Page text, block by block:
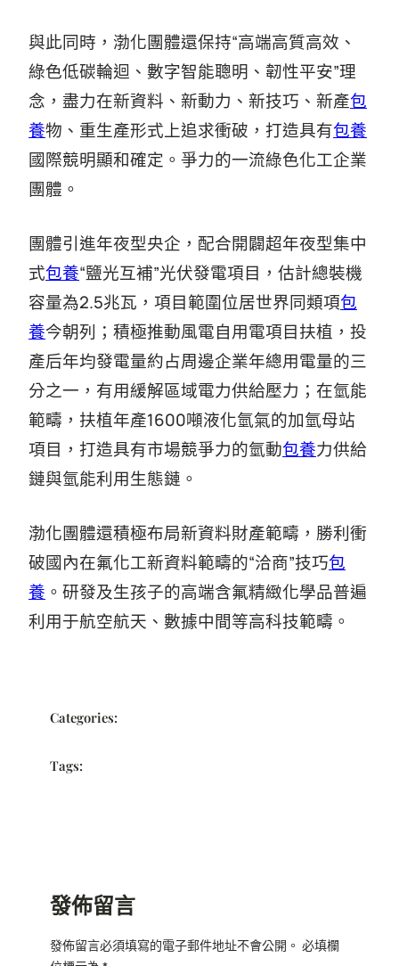
與此同時，渤化團體還保持“高端高質高效、
綠色低碳輪迴、數字智能聰明、韌性平安”理
念，盡力在新資料、新動力、新技巧、新產包
養物、重生產形式上追求衝破，打造具有包養
國際競明顯和確定。爭力的一流綠色化工企業
團體。
團體引進年夜型央企，配合開闢超年夜型集中
式包養“鹽光互補”光伏發電項目，估計總裝機
容量為2.5兆瓦，項目範圍位居世界同類項包
養今朝列；積極推動風電自用電項目扶植，投
產后年均發電量約占周邊企業年總用電量的三
分之一，有用緩解區域電力供給壓力；在氫能
範疇，扶植年產1600噸液化氫氣的加氫母站
項目，打造具有市場競爭力的氫動包養力供給
鏈與氫能利用生態鏈。
渤化團體還積極布局新資料財產範疇，勝利衝
破國內在氟化工新資料範疇的“洽商”技巧包
養 。研發及生孩子的高端含氟精緻化學品普遍
利用于航空航天、數據中間等高科技範疇。
Categories:
Tags:
發佈留言
發佈留言必須填寫的電子郵件地址不會公開。 必填欄